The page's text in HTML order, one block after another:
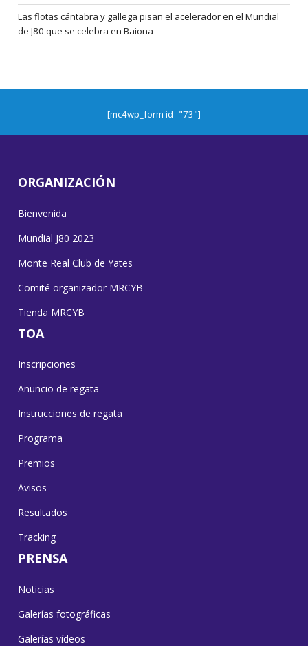
Las flotas cántabra y gallega pisan el acelerador en el Mundial
de J80 que se celebra en Baiona
[mc4wp_form id="73"]
ORGANIZACIÓN
Bienvenida
Mundial J80 2023
Monte Real Club de Yates
Comité organizador MRCYB
Tienda MRCYB
TOA
Inscripciones
Anuncio de regata
Instrucciones de regata
Programa
Premios
Avisos
Resultados
Tracking
PRENSA
Noticias
Galerías fotográficas
Galerías vídeos